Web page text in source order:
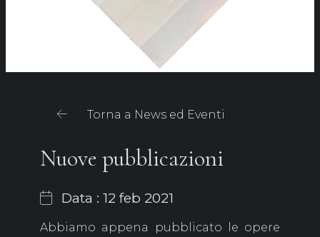
Torna a News ed Eventi
Nuove pubblicazioni
Data : 12 feb 2021
Abbiamo appena pubblicato le opere